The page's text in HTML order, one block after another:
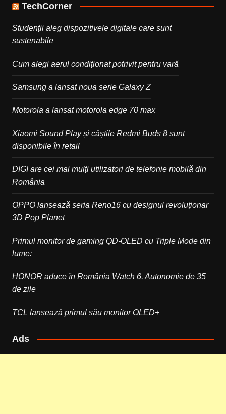
TechCorner
Studenții aleg dispozitivele digitale care sunt
sustenabile
Cum alegi aerul condiționat potrivit pentru vară
Samsung a lansat noua serie Galaxy Z
Motorola a lansat motorola edge 70 max
Xiaomi Sound Play și căștile Redmi Buds 8 sunt
disponibile în retail
DIGI are cei mai mulți utilizatori de telefonie mobilă din
România
OPPO lansează seria Reno16 cu designul revoluționar
3D Pop Planet
Primul monitor de gaming QD-OLED cu Triple Mode din
lume:
HONOR aduce în România Watch 6. Autonomie de 35
de zile
TCL lansează primul său monitor OLED+
Ads